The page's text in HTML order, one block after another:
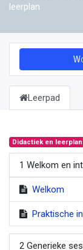
leerplan
Leerpad
Didactiek en
1 Welkom en
Welkom
Praktische
2 Generieke